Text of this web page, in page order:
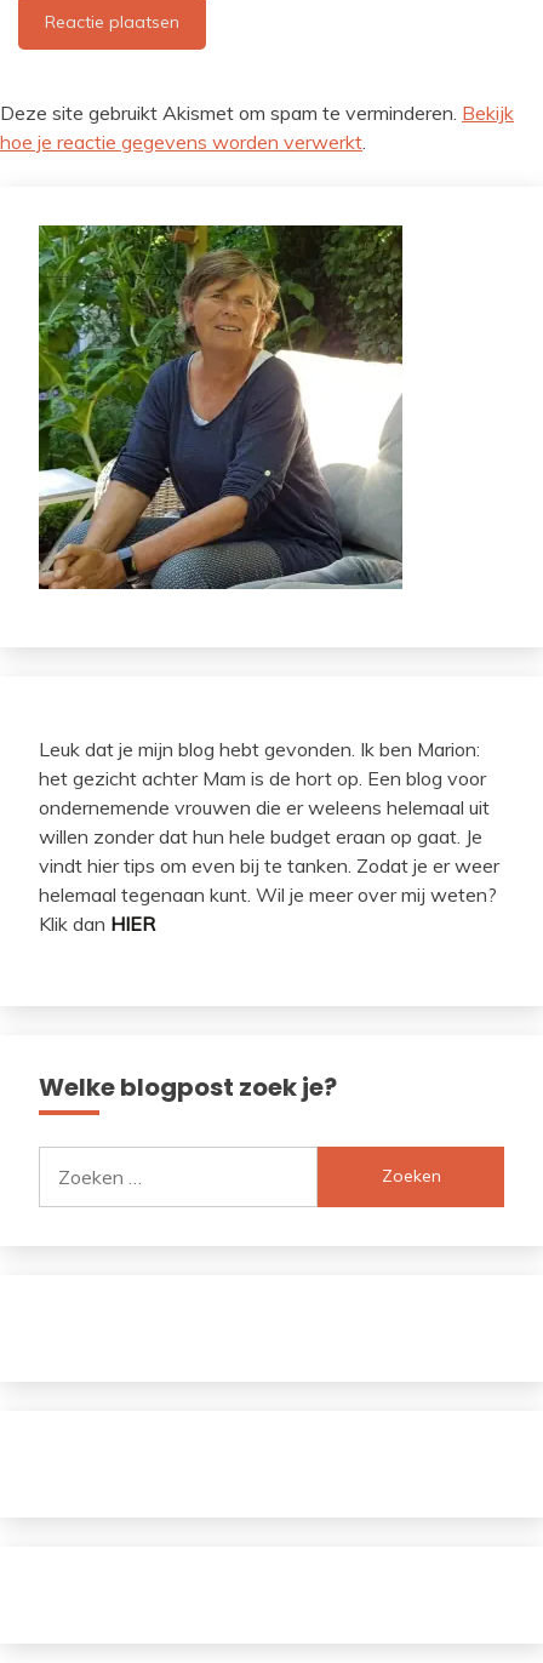
Deze site gebruikt Akismet om spam te verminderen. Bekijk
hoe je reactie gegevens worden verwerkt
Leuk dat je mijn blog hebt gevonden. Ik ben Marion:
het gezicht achter Mam is de hort op. Een blog voor
ondernemende vrouwen die er weleens helemaal uit
willen zonder dat hun hele budget eraan op gaat. Je
vindt hier tips om even bij te tanken. Zodat je er weer
helemaal tegenaan kunt. Wil je meer over mij weten?
Klik dan HIER
Welke blogpost zoek je?
naar: